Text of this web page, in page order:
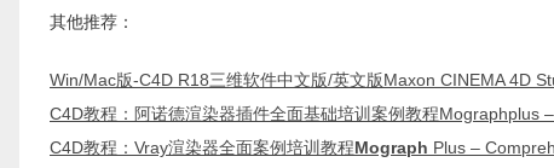
其他推荐：
Win/Mac版-C4D R18三维软件中文版/英文版Maxon CINEMA 4D
C4D教程：阿诺德渲染器插件全面基础培训案例教程Mographplus
C4D教程：Vray渲染器全面案例培训教程Mograph Plus –